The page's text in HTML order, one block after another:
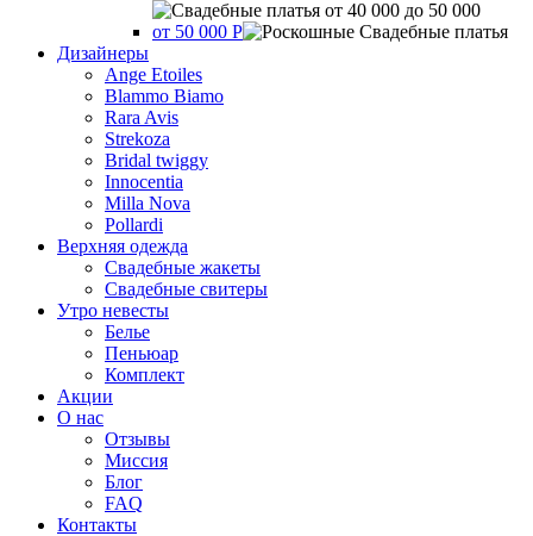
от 50 000 Р
Дизайнеры
Ange Etoiles
Blammo Biamo
Rara Avis
Strekoza
Bridal twiggy
Innocentia
Milla Nova
Pollardi
Верхняя одежда
Свадебные жакеты
Свадебные свитеры
Утро невесты
Белье
Пеньюар
Комплект
Акции
О нас
Отзывы
Миссия
Блог
FAQ
Контакты